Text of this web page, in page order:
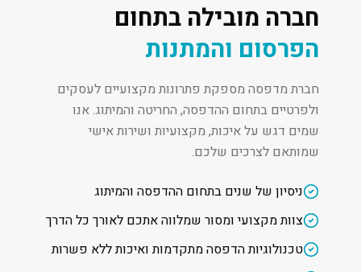
חברה מובילה בתחום
הפרסום והמתנות
חברת מדפסה מספקת פתרונות מקצועיים לעסקים
ולפרטיים בתחום ההדפסה, החריטה והמיתוג. אנו
שמים דגש על איכות, מקצועיות ושירות אישי
שמותאם לצרכים שלכם.
ניסיון של שנים בתחום ההדפסה והמיתוג
צוות מקצועי ומסור שמלווה אתכם לאורך כל הדרך
טכנולוגיות הדפסה מתקדמות ואיכות ללא פשרות